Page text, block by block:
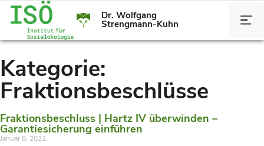
Dr. Wolfgang
Strengmann-Kuhn
Kategorie:
Fraktionsbeschlüsse
Fraktionsbeschluss | Hartz IV überwinden –
Garantiesicherung einführen
Januar 8, 2021